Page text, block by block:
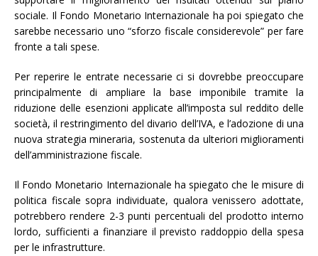
sociale. Il Fondo Monetario Internazionale ha poi spiegato che
sarebbe necessario uno “sforzo fiscale considerevole” per fare
fronte a tali spese.
Per reperire le entrate necessarie ci si dovrebbe preoccupare
principalmente di ampliare la base imponibile tramite la
riduzione delle esenzioni applicate all’imposta sul reddito delle
società, il restringimento del divario dell’IVA, e l’adozione di una
nuova strategia mineraria, sostenuta da ulteriori miglioramenti
dell’amministrazione fiscale.
Il Fondo Monetario Internazionale ha spiegato che le misure di
politica fiscale sopra individuate, qualora venissero adottate,
potrebbero rendere 2-3 punti percentuali del prodotto interno
lordo, sufficienti a finanziare il previsto raddoppio della spesa
per le infrastrutture.